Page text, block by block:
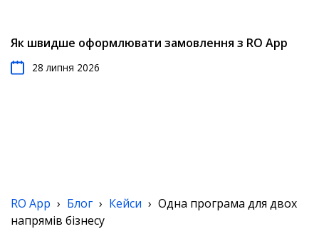
Як швидше оформлювати замовлення з RO App
28 липня 2026
RO App › Блог › Кейси › Одна програма для двох
напрямів бізнесу